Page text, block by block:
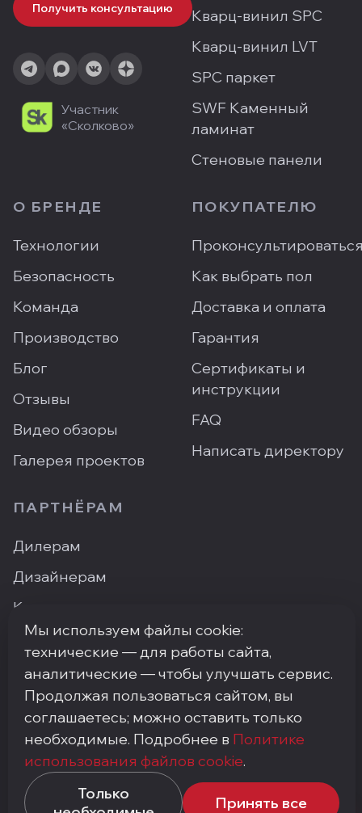
Получить консультацию
Участник
«Сколково»
Кварц-винил SPC
Кварц-винил LVT
SPC паркет
SWF Каменный
ламинат
Стеновые панели
О БРЕНДЕ
Технологии
Безопасность
Команда
Производство
Блог
Отзывы
Видео обзоры
Галерея проектов
ПОКУПАТЕЛЮ
Как выбрать пол
Доставка и оплата
Гарантия
Сертификаты и
инструкции
FAQ
Написать директору
ПАРТНЁРАМ
Дилерам
Дизайнерам
Контакты
Где купить
Сыромятническая, 10с3
+7 (495) 748-92-20 · info@my-step.ru
Политика конфиденциальности
Соглашение на обработку персональных данных
Мы используем файлы cookie:
технические — для работы сайта,
аналитические — чтобы улучшать сервис.
Продолжая пользоваться сайтом, вы
соглашаетесь; можно оставить только
необходимые. Подробнее в Политике
использования файлов cookie.
Только
Принять все